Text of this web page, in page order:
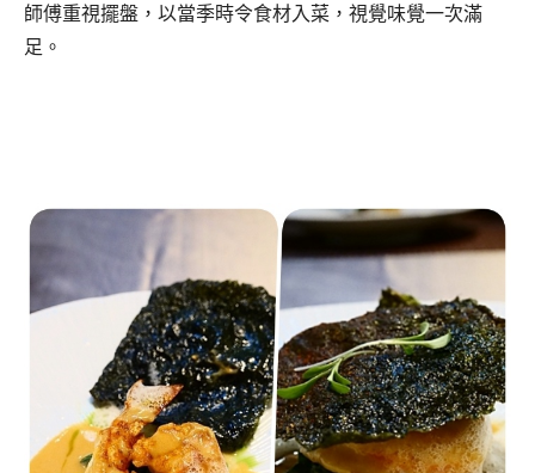
師傅重視擺盤，以當季時令食材入菜，視覺味覺一次滿
足。